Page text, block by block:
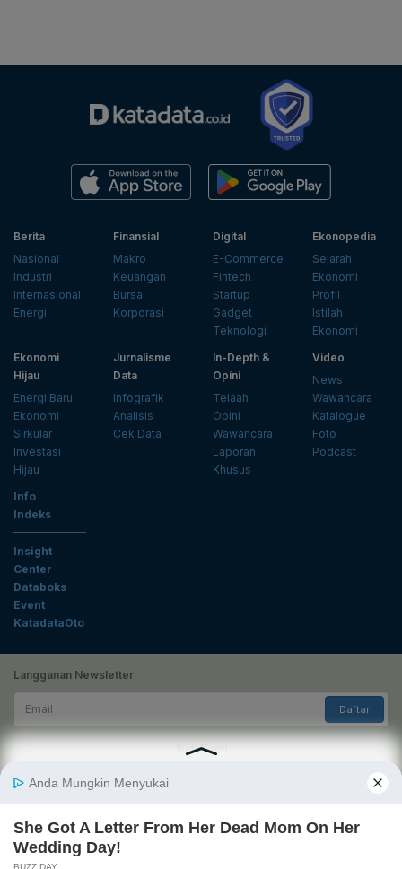
Berita
Nasional
Industri
Internasional
Energi
Finansial
Makro
Keuangan
Bursa
Korporasi
Digital
E-Commerce
Fintech
Startup
Gadget
Teknologi
Ekonopedia
Sejarah
Ekonomi
Profil
Istilah
Ekonomi
Ekonomi
Hijau
Energi Baru
Ekonomi
Sirkular
Investasi
Hijau
Jurnalisme
Data
Infografik
Analisis
Cek Data
In-Depth &
Opini
Telaah
Opini
Wawancara
Laporan
Khusus
Video
News
Wawancara
Katalogue
Foto
Podcast
Info
Indeks
Insight
Center
Databoks
Event
KatadataOto
Langganan Newsletter
Daftar
Ikuti Kami
Tentang Katadata Advertising Karier
Pedoman Media Siber
Kebijakan Privasi